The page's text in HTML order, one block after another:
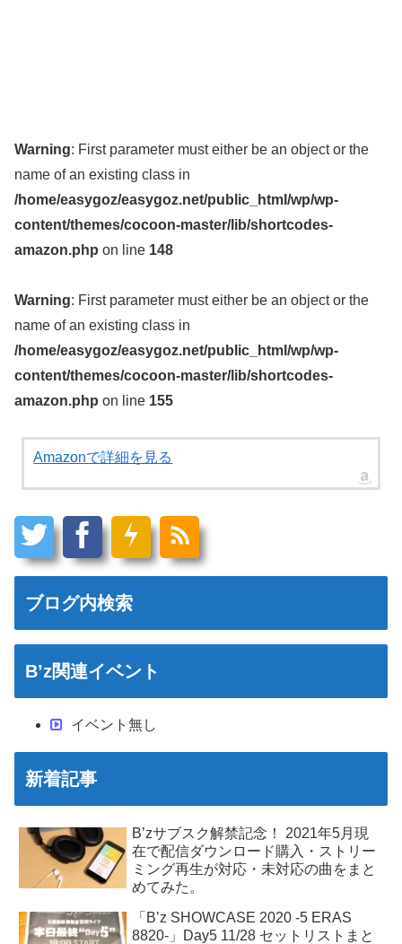
Warning: First parameter must either be an object or the
name of an existing class in
/home/easygoz/easygoz.net/public_html/wp/wp-
content/themes/cocoon-master/lib/shortcodes-
amazon.php on line 148
Warning: First parameter must either be an object or the
name of an existing class in
/home/easygoz/easygoz.net/public_html/wp/wp-
content/themes/cocoon-master/lib/shortcodes-
amazon.php on line 155
Amazonで詳細を見る
ブログ内検索
B’z関連イベント
イベント無し
新着記事
B’zサブスク解禁記念！ 2021年5月現
在で配信ダウンロード購入・ストリー
ミング再生が対応・未対応の曲をまと
めてみた。
「B’z SHOWCASE 2020 -5 ERAS
8820-」Day5 11/28 セットリストまと